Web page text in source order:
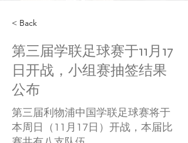
< Back
第三届学联足球赛于11月17
日开战，小组赛抽签结果
公布
第三届利物浦中国学联足球赛将于
本周日（11月17日）开战，本届比